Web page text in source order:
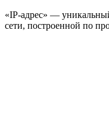
«IP-адрес» —
сети, построенной по